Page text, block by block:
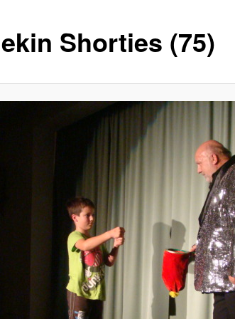
Shorties (75)